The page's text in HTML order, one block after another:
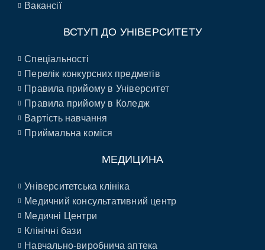
Вакансії
ВСТУП ДО УНІВЕРСИТЕТУ
Спеціальності
Перелік конкурсних предметів
Правила прийому в Університет
Правила прийому в Коледж
Вартість навчання
Приймальна коміся
МЕДИЦИНА
Університетська клініка
Медичний консультативний центр
Медичні Центри
Клінічні бази
Навчально-виробнича аптека